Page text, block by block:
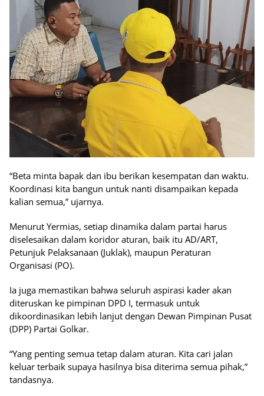
“Beta minta bapak dan ibu berikan kesempatan dan waktu.
Koordinasi kita bangun untuk nanti disampaikan kepada
kalian semua,” ujarnya.
Menurut Yermias, setiap dinamika dalam partai harus
diselesaikan dalam koridor aturan, baik itu AD/ART,
Petunjuk Pelaksanaan (Juklak), maupun Peraturan
Organisasi (PO).
Ia juga memastikan bahwa seluruh aspirasi kader akan
diteruskan ke pimpinan DPD I, termasuk untuk
dikoordinasikan lebih lanjut dengan Dewan Pimpinan Pusat
(DPP) Partai Golkar.
“Yang penting semua tetap dalam aturan. Kita cari jalan
keluar terbaik supaya hasilnya bisa diterima semua pihak,”
tandasnya.